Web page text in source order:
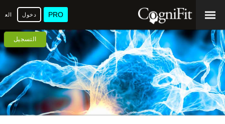
PRO دخول
التسجيل